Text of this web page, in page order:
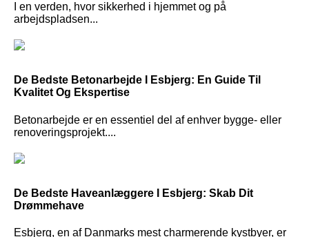
I en verden, hvor sikkerhed i hjemmet og på
arbejdspladsen...
De Bedste Betonarbejde I Esbjerg: En Guide Til
Kvalitet Og Ekspertise
Betonarbejde er en essentiel del af enhver bygge- eller
renoveringsprojekt....
De Bedste Haveanlæggere I Esbjerg: Skab Dit
Drømmehave
Esbjerg, en af Danmarks mest charmerende kystbyer, er